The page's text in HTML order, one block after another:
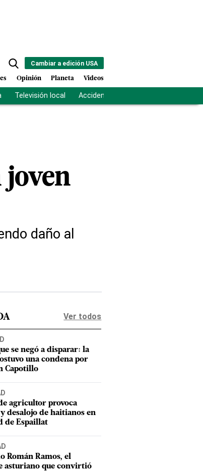
Cambiar a edición USA
Opinión Planeta Videos
Televisión local Accidente Los Ríos
joven
daño al
Ver todos
se negó a disparar: la
una condena por
Capotillo
agricultor provoca
desalojo de haitianos en
de Espaillat
Román Ramos, el
asturiano que convirtió